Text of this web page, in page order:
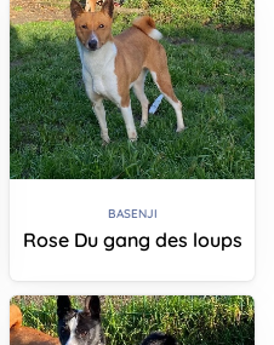
BASENJI
Rose Du gang des loups